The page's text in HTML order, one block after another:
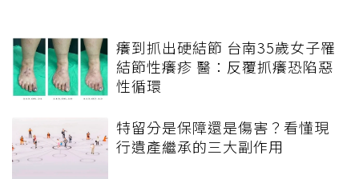
癢到抓出硬結節 台南35歲女子罹
結節性癢疹 醫：反覆抓癢恐陷惡
性循環
特留分是保障還是傷害？看懂現
行遺產繼承的三大副作用